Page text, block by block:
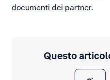
documenti dei partner.
Questo